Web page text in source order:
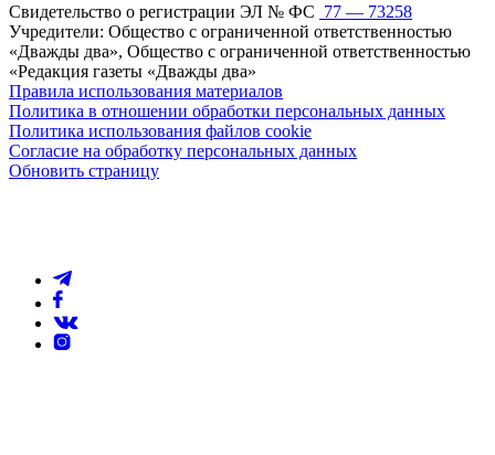
Свидетельство о регистрации ЭЛ № ФС 77 — 73258
Учредители: Общество с ограниченной ответственностью
«Дважды два», Общество с ограниченной ответственностью
«Редакция газеты «Дважды два»
Правила использования материалов
Политика в отношении обработки персональных данных
Политика использования файлов cookie
Согласие на обработку персональных данных
Обновить страницу